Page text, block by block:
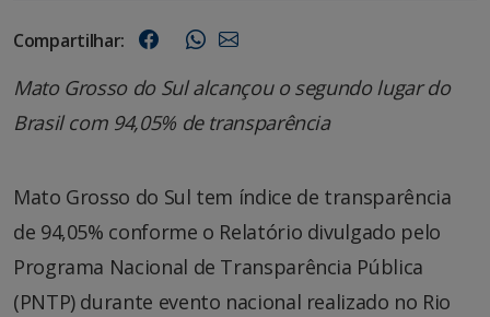
Compartilhar:
Mato Grosso do Sul alcançou o segundo lugar do
Brasil com 94,05% de transparência
Mato Grosso do Sul tem índice de transparência
de 94,05% conforme o Relatório divulgado pelo
Programa Nacional de Transparência Pública
(PNTP) durante evento nacional realizado no Rio